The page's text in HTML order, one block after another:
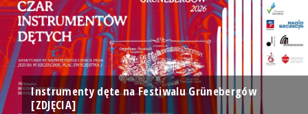
Instrumenty dęte na Festiwalu Grünebergów
[ZDJĘCIA]